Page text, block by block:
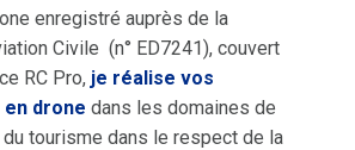
enregistré auprès de la
Civile (n° ED7241), couvert
RC Pro, je réalise vos
drone dans les domaines de
du tourisme dans le respect de la